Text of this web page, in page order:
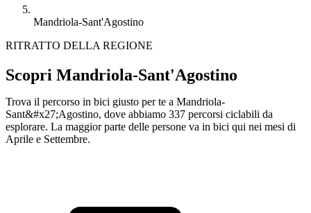
Mandriola-Sant'Agostino
RITRATTO DELLA REGIONE
Scopri Mandriola-Sant'Agostino
Trova il percorso in bici giusto per te a Mandriola-
Sant&#x27;Agostino, dove abbiamo 337 percorsi ciclabili da
esplorare. La maggior parte delle persone va in bici qui nei mesi di
Aprile e Settembre.